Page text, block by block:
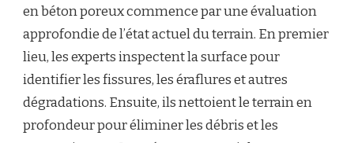
en béton poreux commence par une évaluation
approfondie de l’état actuel du terrain. En premier
lieu, les experts inspectent la surface pour
identifier les fissures, les éraflures et autres
dégradations. Ensuite, ils nettoient le terrain en
profondeur pour éliminer les débris et les